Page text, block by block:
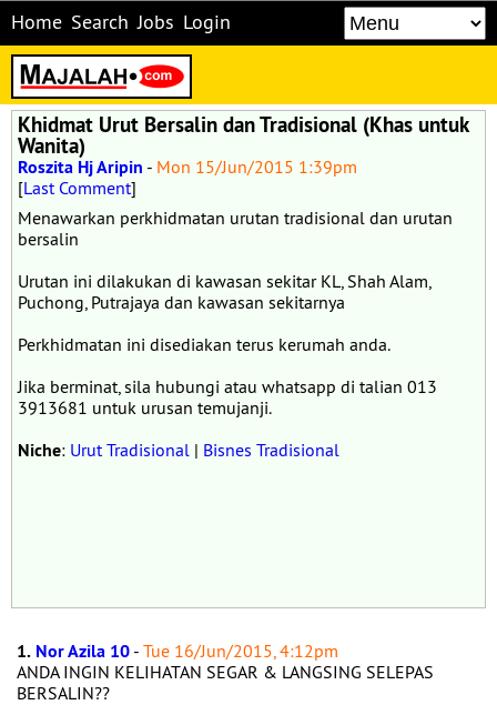
Home Search Jobs Login
Khidmat Urut Bersalin dan Tradisional (Khas untuk
Wanita)
Roszita Hj Aripin - Mon 15/Jun/2015 1:39pm
[Last Comment]
Menawarkan perkhidmatan urutan tradisional dan urutan
bersalin
Urutan ini dilakukan di kawasan sekitar KL, Shah Alam,
Puchong, Putrajaya dan kawasan sekitarnya
Perkhidmatan ini disediakan terus kerumah anda.
Jika berminat, sila hubungi atau whatsapp di talian 013
3913681 untuk urusan temujanji.
Niche: Urut Tradisional | Bisnes Tradisional
1. Nor Azila 10 - Tue 16/Jun/2015, 4:12pm
ANDA INGIN KELIHATAN SEGAR & LANGSING SELEPAS
BERSALIN??